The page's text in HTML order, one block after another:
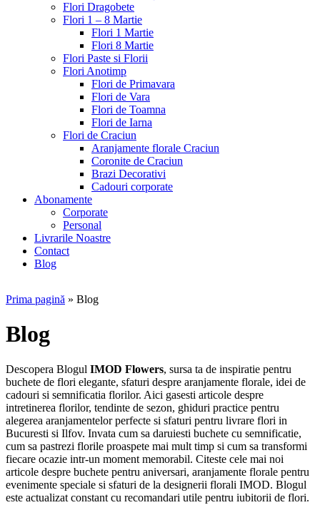
Flori Dragobete
Flori 1 – 8 Martie
Flori 1 Martie
Flori 8 Martie
Flori Paste si Florii
Flori Anotimp
Flori de Primavara
Flori de Vara
Flori de Toamna
Flori de Iarna
Flori de Craciun
Aranjamente florale Craciun
Coronite de Craciun
Brazi Decorativi
Cadouri corporate
Abonamente
Corporate
Personal
Livrarile Noastre
Contact
Blog
Prima pagină » Blog
Blog
Descopera Blogul IMOD Flowers, sursa ta de inspiratie pentru
buchete de flori elegante, sfaturi despre aranjamente florale, idei de
cadouri si semnificatia florilor. Aici gasesti articole despre
intretinerea florilor, tendinte de sezon, ghiduri practice pentru
alegerea aranjamentelor perfecte si sfaturi pentru livrare flori in
Bucuresti si Ilfov. Invata cum sa daruiesti buchete cu semnificatie,
cum sa pastrezi florile proaspete mai mult timp si cum sa transformi
fiecare ocazie intr-un moment memorabil. Citeste cele mai noi
articole despre buchete pentru aniversari, aranjamente florale pentru
evenimente speciale si sfaturi de la designerii florali IMOD. Blogul
este actualizat constant cu recomandari utile pentru iubitorii de flori.